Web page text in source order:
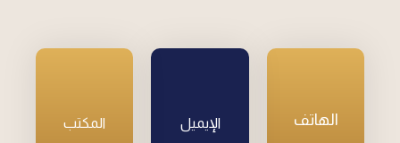
الهاتف
الإيميل المكتب